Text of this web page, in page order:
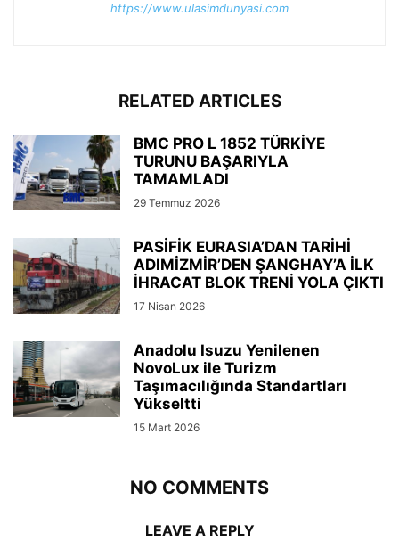
https://www.ulasimdunyasi.com
RELATED ARTICLES
BMC PRO L 1852 TÜRKİYE
TURUNU BAŞARIYLA
TAMAMLADI
29 Temmuz 2026
PASİFİK EURASIA’DAN TARİHİ
ADIMİZMİR’DEN ŞANGHAY’A İLK
İHRACAT BLOK TRENİ YOLA ÇIKTI
17 Nisan 2026
Anadolu Isuzu Yenilenen
NovoLux ile Turizm
Taşımacılığında Standartları
Yükseltti
15 Mart 2026
NO COMMENTS
LEAVE A REPLY